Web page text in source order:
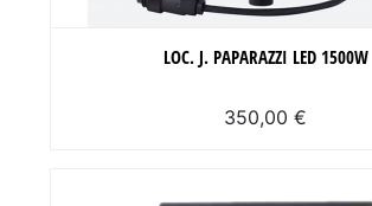
LOC. J. PAPARAZZI LED 1500W
350,00 €